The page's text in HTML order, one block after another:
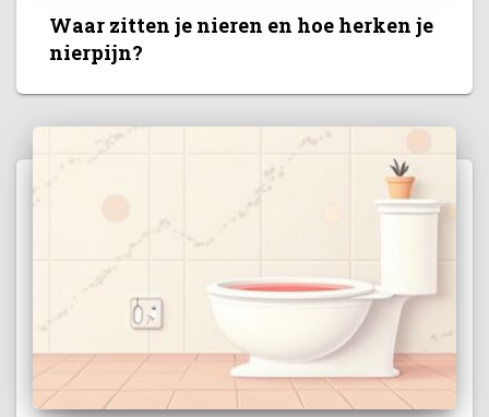
Waar zitten je nieren en hoe herken je
nierpijn?